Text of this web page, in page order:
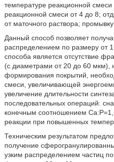
температуре реакционной
реакционной смеси от 4 до 8;
от маточного раствора;
Данный способ позволяет
распределением по размеру от
способа является отсутствие
(с диаметрами от 20 до 60 мкм),
формирования покрытий,
смеси, увеличивающей
увеличение длительности
последовательных операций:
конечным соотношением
реакции при повышенных
Техническим результатом
получение
узким распределением частиц